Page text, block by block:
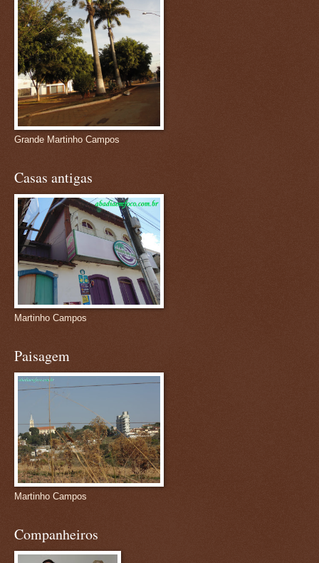
Grande Martinho Campos
Casas antigas
Martinho Campos
Paisagem
Martinho Campos
Companheiros